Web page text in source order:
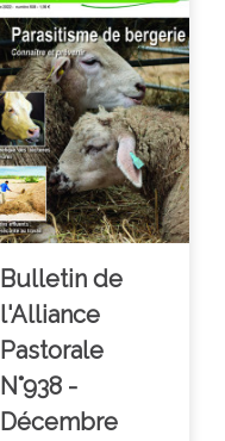
Bulletin de
l'Alliance
Pastorale
N°938 -
Décembre